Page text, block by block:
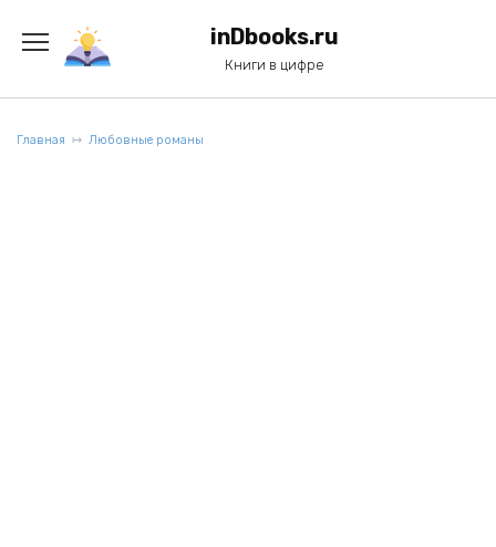
содержанию
inDbooks.ru
Книги в цифре
Главная Любовные романы